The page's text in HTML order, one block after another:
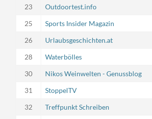
23
Outdoortest.info
25
Sports Insider Magazin
26
Urlaubsgeschichten.at
28
Waterbölles
30
Nikos Weinwelten - Genussblog
31
StoppelTV
32
Treffpunkt Schreiben